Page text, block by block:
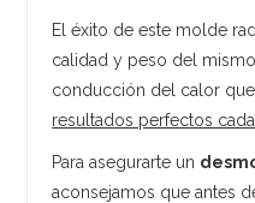
El éxito de este molde
calidad y peso del
conducción del calor
resultados perfectos
Para asegurarte un
aconsejamos que antes